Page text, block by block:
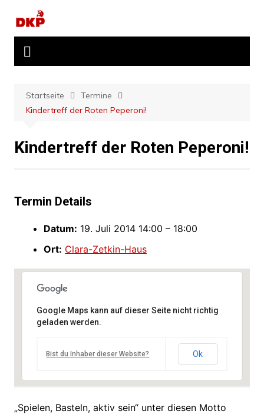
Inhalt
springen
Startseite
Termine
Kindertreff der Roten Peperoni!
Kindertreff der Roten Peperoni!
Termin Details
Datum: 19. Juli 2014 14:00 – 18:00
Ort: Clara-Zetkin-Haus
Google Maps kann auf dieser Seite nicht richtig
geladen werden.
Bist du Inhaber dieser Website? Ok
„Spielen, Basteln, aktiv sein“ unter diesen Motto